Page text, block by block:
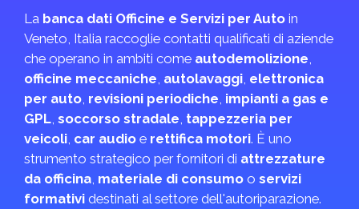
La banca dati Officine e Servizi per Auto in
Veneto, Italia raccoglie contatti qualificati di aziende
che operano in ambiti come autodemolizione,
officine meccaniche, autolavaggi, elettronica
per auto, revisioni periodiche, impianti a gas e
GPL, soccorso stradale, tappezzeria per
veicoli, car audio e rettifica motori. È uno
strumento strategico per fornitori di attrezzature
da officina, materiale di consumo o servizi
formativi destinati al settore dell'autoriparazione.